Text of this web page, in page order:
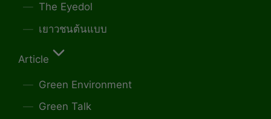
The Eyedol
เยาวชนต้นแบบ
Article
Green Environment
Green Talk